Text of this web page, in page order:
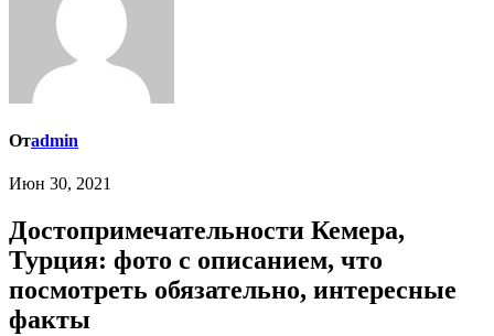
Отadmin
Июн 30, 2021
Достопримечательности Кемера,
Турция: фото с описанием, что
посмотреть обязательно, интересные
факты